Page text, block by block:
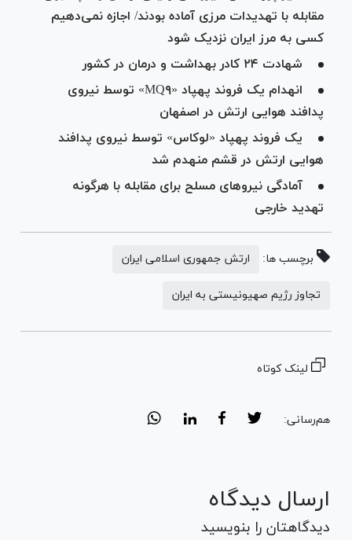
مقابله با تهدیدات مرزی آماده بودند/ اجازه نمی‌دهیم
کسی به مرز ایران نزدیک شود
شهادت ۲۴ کادر بهداشت و درمان در کشور
انهدام یک فروند پهپاد «MQ۹» توسط نیروی
پدافند هوایی ارتش در اصفهان
یک فروند پهپاد «لوکاس» توسط نیروی پدافند
هوایی ارتش در قشم منهدم شد
آمادگی نیرو‌های مسلح برای مقابله با هرگونه
تهدید خارجی
برچسب ها: ارتش جمهوری اسلامی ایران
تجاوز رژیم صهیونیستی به ایران
لینک کوتاه
هم‌رسانی:
ارسال دیدگاه
دیدگاهتان را بنویسید